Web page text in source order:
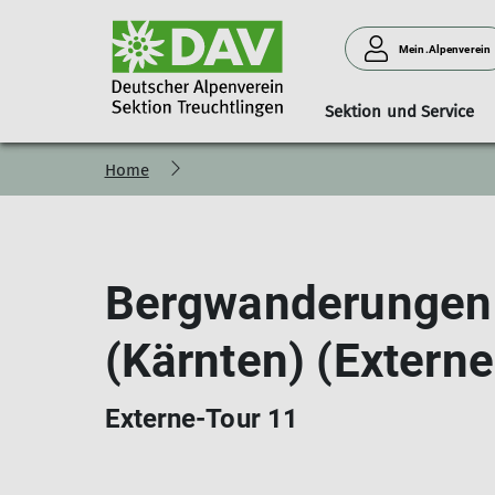
Mein.Alpenverein
Sektion und Service
Vorstand und Beirat Fachübungs und
Familie Jugend
Lift und Loipe
Kursübersicht
Home
(Kärnten)
Externe-Tour 11